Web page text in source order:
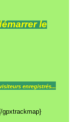
le
enregistrés...
gpxtrackmap}